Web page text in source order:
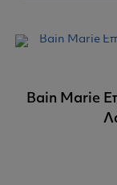
Bain Marie